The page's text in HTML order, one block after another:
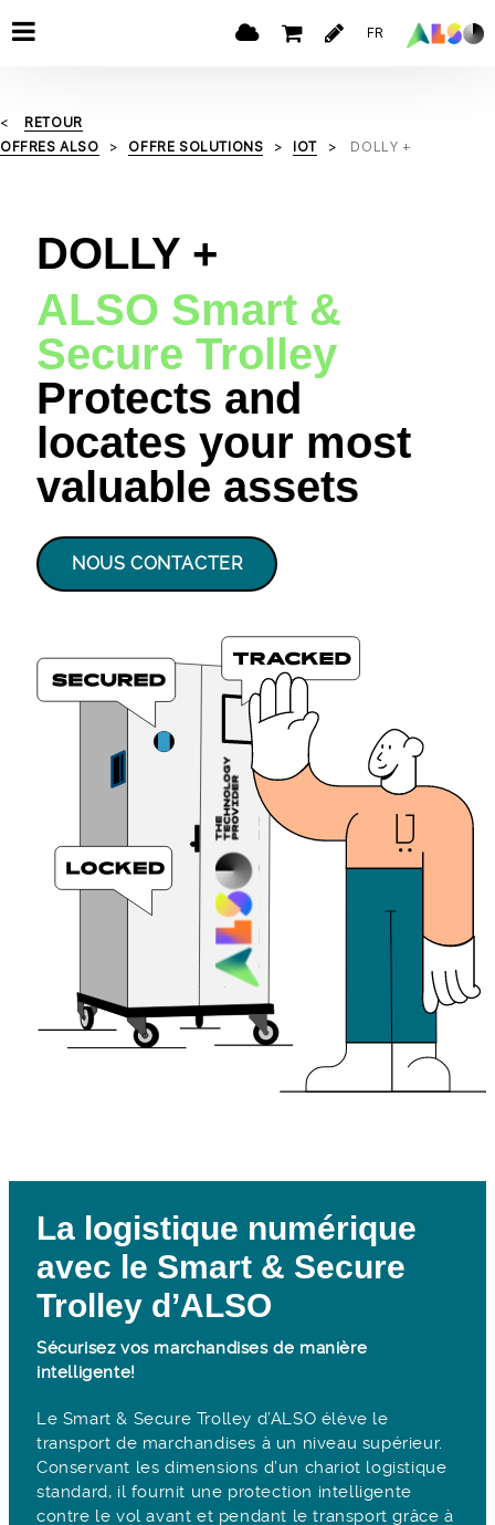
FR
RETOUR
OFFRES ALSO
OFFRE SOLUTIONS IOT DOLLY +
DOLLY +
ALSO Smart &
Secure Trolley
Protects and
locates your most
valuable assets
NOUS CONTACTER
La logistique numérique
avec le Smart & Secure
Trolley d’ALSO
Sécurisez vos marchandises de manière
intelligente!
Le Smart & Secure Trolley d’ALSO élève le
transport de marchandises à un niveau supérieur.
Conservant les dimensions d’un chariot logistique
standard, il fournit une protection intelligente
contre le vol avant et pendant le transport grâce à